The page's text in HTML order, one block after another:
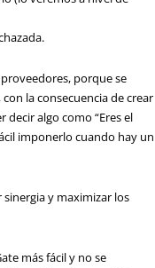
porque se
la consecuencia de crear
algo como “Eres el
imponerlo cuando hay un
y maximizar los
más fácil y no se